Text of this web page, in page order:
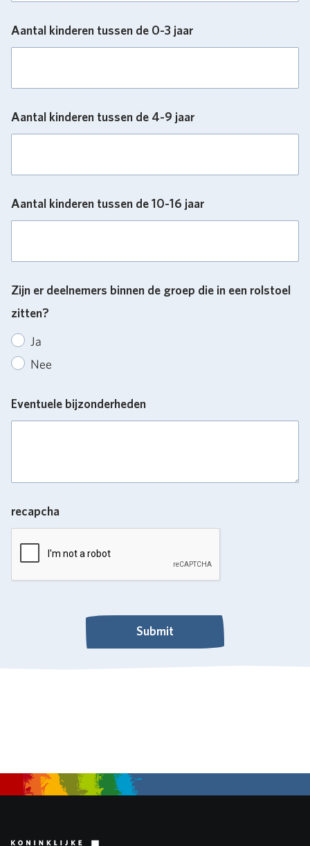
Aantal kinderen tussen de 0-3 jaar
Aantal kinderen tussen de 4-9 jaar
Aantal kinderen tussen de 10-16 jaar
Zijn er deelnemers binnen de groep die in een rolstoel
zitten?
Ja
Nee
Eventuele bijzonderheden
recapcha
Submit